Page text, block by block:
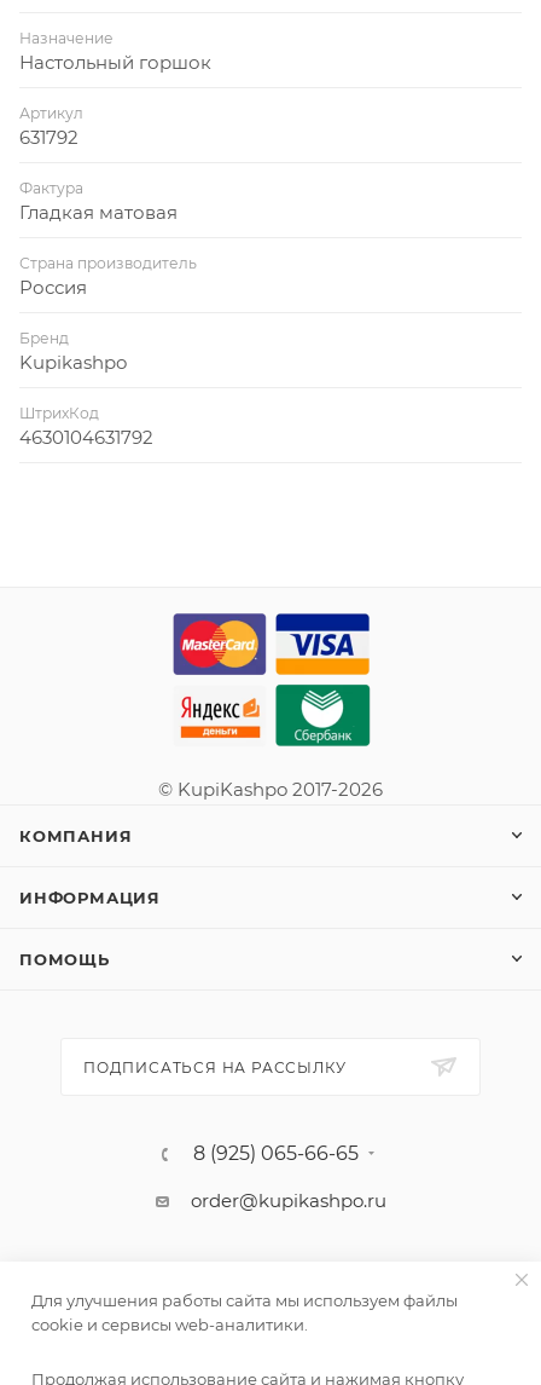
Назначение
Настольный горшок
Артикул
631792
Фактура
Гладкая матовая
Страна производитель
Россия
Бренд
Kupikashpo
ШтрихКод
4630104631792
© KupiKashpo 2017-2026
КОМПАНИЯ
ИНФОРМАЦИЯ
ПОМОЩЬ
ПОДПИСАТЬСЯ НА РАССЫЛКУ
8 (925) 065-66-65
order@kupikashpo.ru
Для улучшения работы сайта мы используем файлы
cookie и сервисы web-аналитики.
Продолжая использование сайта и нажимая кнопку